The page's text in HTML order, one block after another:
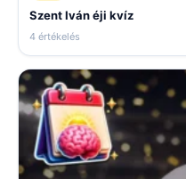
Szent Iván éji kvíz
4 értékelés